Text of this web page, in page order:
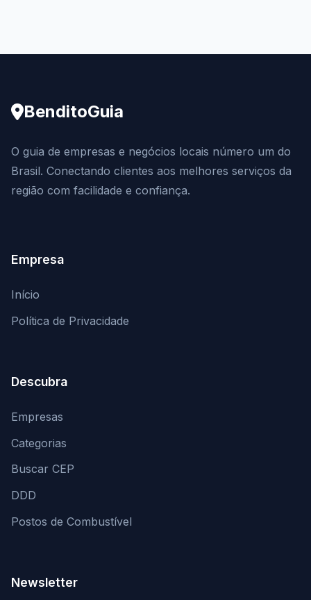
BenditoGuia
O guia de empresas e negócios locais número um do
Brasil. Conectando clientes aos melhores serviços da
região com facilidade e confiança.
Empresa
Início
Política de Privacidade
Descubra
Empresas
Categorias
Buscar CEP
DDD
Postos de Combustível
Newsletter